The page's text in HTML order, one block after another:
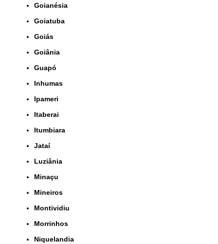
Goianésia
Goiatuba
Goiás
Goiânia
Guapó
Inhumas
Ipameri
Itaberai
Itumbiara
Jataí
Luziânia
Minaçu
Mineiros
Montividiu
Morrinhos
Niquelandia